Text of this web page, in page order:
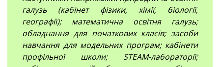
галузь (кабінет фізики, хімії, біології,
географії); математична освітня галузь;
обладнання для початкових класів; засоби
навчання для модельних програм; кабінети
профільної школи; STEAM-лабораторії;